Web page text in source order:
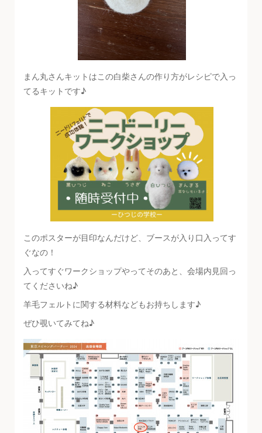
まん丸さんキットはこの白柴さんの作り方がレシピで入っ
てるキットです♪
このポスターが目印なんだけど、ブースが入り口入ってす
ぐなの！
入ってすぐワークショップやってそのあと、会場内見回っ
てくださいね♪
羊毛フェルトに関する材料などもお持ちします♪
ぜひ覗いてみてね♪